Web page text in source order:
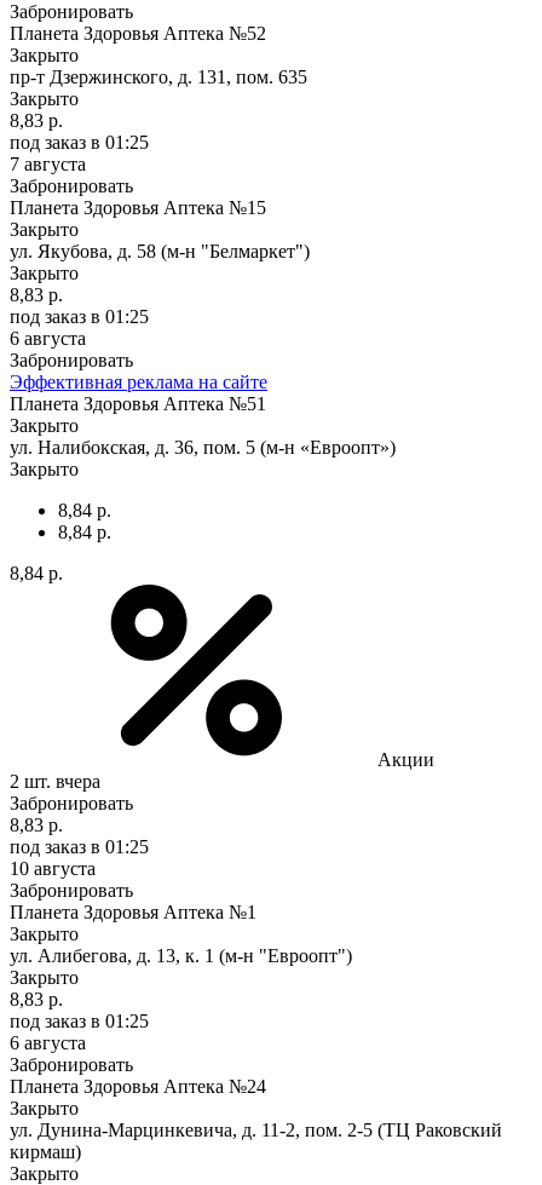
Забронировать
Планета Здоровья Аптека №52
Закрыто
пр-т Дзержинского, д. 131, пом. 635
Закрыто
8,83 р.
под заказ в 01:25
7 августа
Забронировать
Планета Здоровья Аптека №15
Закрыто
ул. Якубова, д. 58 (м-н "Белмаркет")
Закрыто
8,83 р.
под заказ в 01:25
6 августа
Забронировать
Эффективная реклама на сайте
Планета Здоровья Аптека №51
Закрыто
ул. Налибокская, д. 36, пом. 5 (м-н «Евроопт»)
Закрыто
8,84 р.
8,84 р.
8,84 р.
Акции
2 шт. вчера
Забронировать
8,83 р.
под заказ в 01:25
10 августа
Забронировать
Планета Здоровья Аптека №1
Закрыто
ул. Алибегова, д. 13, к. 1 (м-н "Евроопт")
Закрыто
8,83 р.
под заказ в 01:25
6 августа
Забронировать
Планета Здоровья Аптека №24
Закрыто
ул. Дунина-Марцинкевича, д. 11-2, пом. 2-5 (ТЦ Раковский
кирмаш)
Закрыто